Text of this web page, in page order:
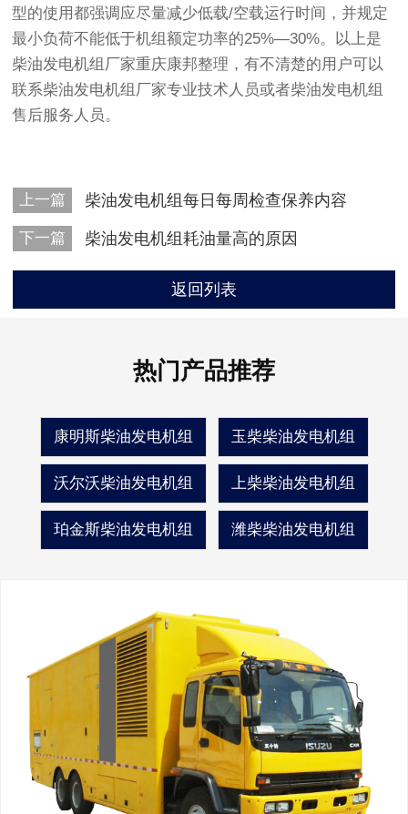
型的使用都强调应尽量减少低载/空载运行时间，并规定
最小负荷不能低于机组额定功率的25%—30%。以上是
柴油发电机组厂家重庆康邦整理，有不清楚的用户可以
联系柴油发电机组厂家专业技术人员或者柴油发电机组
售后服务人员。
上一篇 柴油发电机组每日每周检查保养内容
下一篇 柴油发电机组耗油量高的原因
返回列表
热门产品推荐
康明斯柴油发电机组 玉柴柴油发电机组
沃尔沃柴油发电机组 上柴柴油发电机组
珀金斯柴油发电机组 潍柴柴油发电机组